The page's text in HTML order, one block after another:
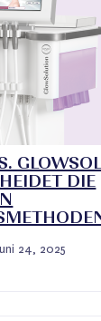
DIE
24, 2025